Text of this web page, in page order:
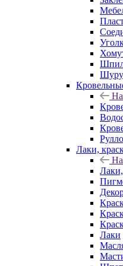
Лаки,
Лаки